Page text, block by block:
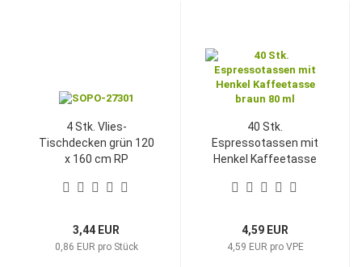
4 Stk. Vlies-
Tischdecken grün 120
x 160 cm RP
3,44 EUR
0,86 EUR pro Stück
40 Stk.
Espressotassen mit
Henkel Kaffeetasse
4,59 EUR
4,59 EUR pro VPE